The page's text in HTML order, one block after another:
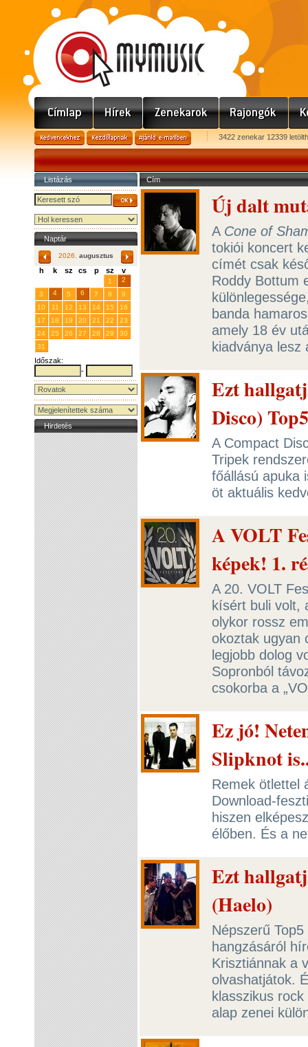
3422 zenekar 12339
Listázás
Naptár
2026. augusztus
h k sz cs p sz v
1
2
3
4 5 6 7 8
9
10
11 12 13 14 15
16
17
18 19 20 21 22
23
24
25 26 27 28 29
30
31
Időszak:
-
Hirdetés
Cím
Új dalt
A Cone of
tokiói koncert
címét csak
Roddy Bottum
banda
amely 18 év
kiadványa
Ezt
Disco) Top5
A Compact
Tripek
főállású apuka
öt aktuális
A VOLT
képek! 1.
A 20. VOLT
kísért buli volt,
olykor rossz
okoztak ugyan
legjobb dolog
Sopronból
csokorba a
Ez jó!
Slipknot
Remek ötlettel
Download-
hiszen
élőben. És a
Ezt
(Haelo)
Népszerű
hangzásáról
Krisztiánnak a
olvashatjátok.
klasszikus
alap zenei